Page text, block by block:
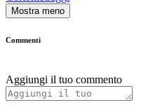
Mostra meno
Commenti
Aggiungi il tuo commento